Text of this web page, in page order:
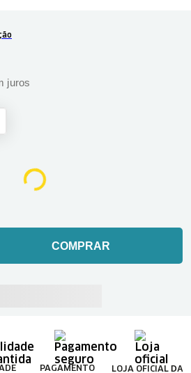
juros
COMPRAR
PAGAMENTO LOJA OFICIAL DA